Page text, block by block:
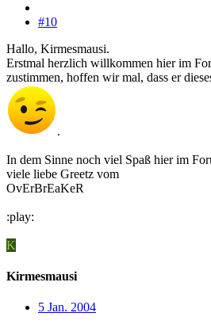
#10
Hallo, Kirmesmausi.
Erstmal herzlich willkommen hier im
zustimmen, hoffen wir mal, dass er
.
In dem Sinne noch viel Spaß hier im
viele liebe Greetz vom
OvErBrEaKeR
:play:
K
Kirmesmausi
5 Jan. 2004